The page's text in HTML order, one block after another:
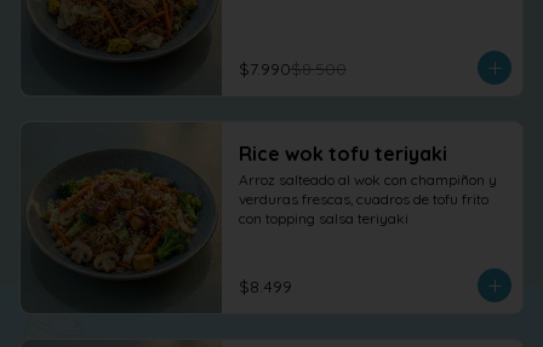
$7.990$8.500
Rice wok tofu teriyaki
Arroz salteado al wok con champiñon y
verduras frescas, cuadros de tofu frito
con topping salsa teriyaki
$8.499